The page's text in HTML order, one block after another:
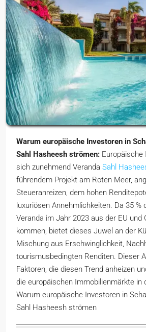
Warum europäische Investoren in
Sahl Hasheesh strömen: Europäische
sich zunehmend Veranda Sahl
führendem Projekt am Roten Meer,
Steueranreizen, dem hohen
luxuriösen Annehmlichkeiten. Da 35 %
Veranda im Jahr 2023 aus der EU und
kommen, bietet dieses Juwel an der
Mischung aus Erschwinglichkeit,
tourismusbedingten Renditen. Dieser
Faktoren, die diesen Trend anheizen
die europäischen Immobilienmärkte in
Warum europäische Investoren in
Sahl Hasheesh strömen